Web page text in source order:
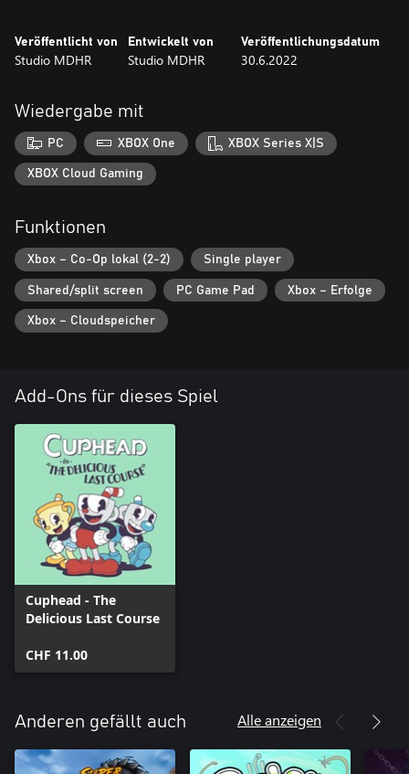
eingespielte Jazz-Aufnahmen.
Hauptspiels gespielt werden, und Fräulein Kelch ist nach dem
Freischalten in allen Bereichen als spielbarer Charakter verfügbar.
Veröffentlicht von
Studio MDHR
Entwickelt von
Studio MDHR
Veröffentlichungsdatum
30.6.2022
Wiedergabe mit
PC XBOX One XBOX Series X|S
XBOX Cloud Gaming
Funktionen
Xbox – Co-Op lokal (2-2) Single player
Shared/split screen PC Game Pad Xbox – Erfolge
Xbox – Cloudspeicher
Add-Ons für dieses Spiel
Cuphead - The
Delicious Last Course
CHF 11.00
Anderen gefällt auch Alle anzeigen